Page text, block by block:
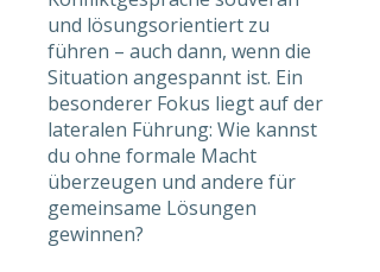
und lösungsorientiert zu
führen – auch dann, wenn die
Situation angespannt ist. Ein
besonderer Fokus liegt auf der
lateralen Führung: Wie kannst
du ohne formale Macht
überzeugen und andere für
gemeinsame Lösungen
gewinnen?